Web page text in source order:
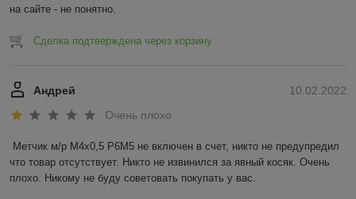
на сайте - не понятно.
Сделка подтверждена через корзину
10.02.2022
Андрей
Очень плохо
Метчик м/р М4х0,5 Р6М5 не включен в счет, никто не предупредил
что товар отсутствует. Никто не извинился за явный косяк. Очень
плохо. Никому не буду советовать покупать у вас.